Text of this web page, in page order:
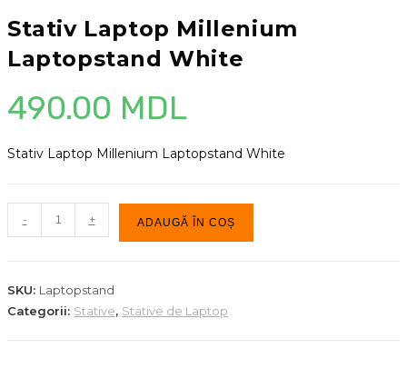
Stativ Laptop Millenium
Laptopstand White
490.00 MDL
Stativ Laptop Millenium Laptopstand White
Cantitate
Stativ
Laptopstand
- + ADAUGĂ ÎN COȘ
SKU: Laptopstand
Categorii: Stative, Stative de Laptop